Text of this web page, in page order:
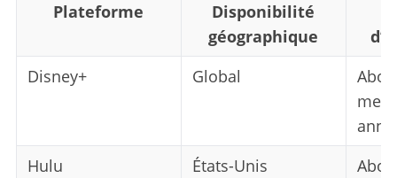
Plateforme
Disponibilité
géographique
Disney+
Global
Hulu
États-Unis